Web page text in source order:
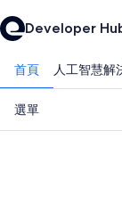
Developer
首頁 人工智慧解
選單